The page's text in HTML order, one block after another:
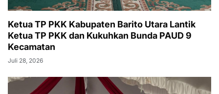
Ketua TP PKK Kabupaten Barito Utara Lantik
Ketua TP PKK dan Kukuhkan Bunda PAUD 9
Kecamatan
Juli 28, 2026